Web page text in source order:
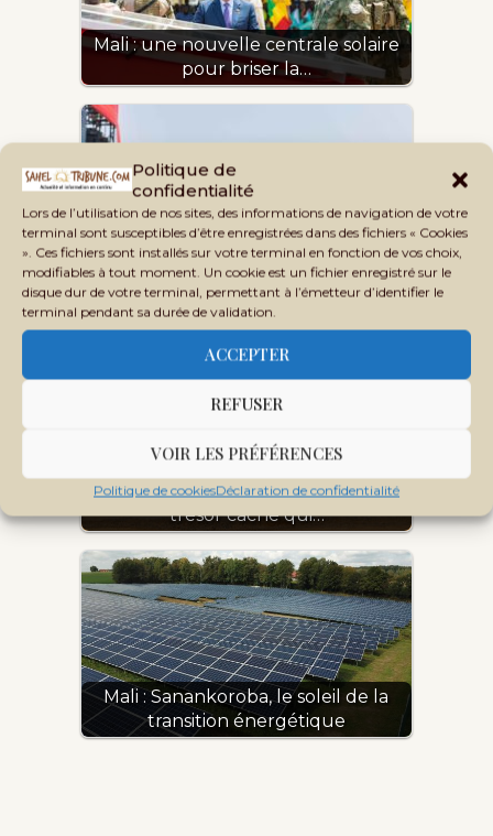
Politique de
confidentialité
Lors de l’utilisation de nos sites, des informations de navigation de votre
terminal sont susceptibles d’être enregistrées dans des fichiers « Cookies
». Ces fichiers sont installés sur votre terminal en fonction de vos choix,
modifiables à tout moment. Un cookie est un fichier enregistré sur le
disque dur de votre terminal, permettant à l’émetteur d’identifier le
terminal pendant sa durée de validation.
ACCEPTER
REFUSER
VOIR LES PRÉFÉRENCES
Politique de cookiesDéclaration de confidentialité
Mali : une nouvelle centrale solaire
pour briser la…
Le Président Goïta à Sélingué : « la
centrale de…
[Billet d'humeur] Goulamina : le
trésor caché qui…
Mali : Sanankoroba, le soleil de la
transition énergétique